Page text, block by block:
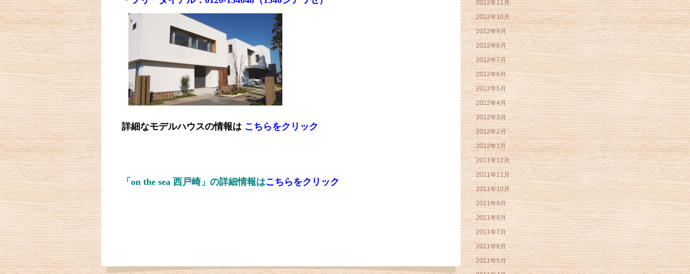
詳細なモデルハウスの情報は こちらをクリック
「on the sea 西戸崎」の詳細情報はこちらをクリック
2012年11月
2012年10月
2012年9月
2012年8月
2012年7月
2012年6月
2012年5月
2012年4月
2012年3月
2012年2月
2012年1月
2011年12月
2011年11月
2011年10月
2011年9月
2011年8月
2011年7月
2011年6月
2011年5月